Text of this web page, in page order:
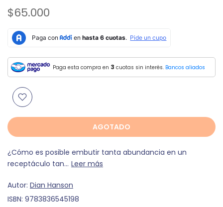
$65.000
Paga esta compra en 3 cuotas sin interés. Bancos aliados
AGOTADO
¿Cómo es posible embutir tanta abundancia en un
receptáculo tan... Leer más
Autor: Dian Hanson
ISBN: 9783836545198